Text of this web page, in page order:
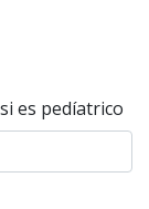
es pedíatrico